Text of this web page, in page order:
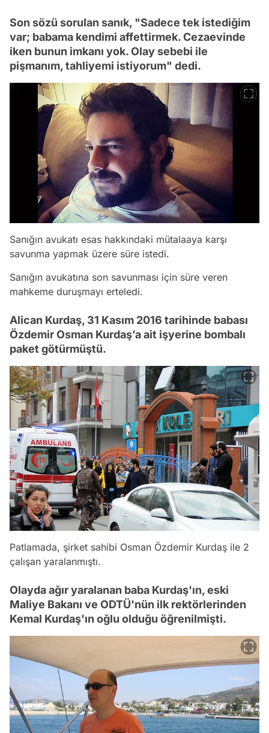
Son sözü sorulan sanık, "Sadece tek istediğim
var; babama kendimi affettirmek. Cezaevinde
iken bunun imkanı yok. Olay sebebi ile
pişmanım, tahliyemi istiyorum" dedi.
Sanığın avukatı esas hakkındaki mütalaaya karşı
savunma yapmak üzere süre istedi.
Sanığın avukatına son savunması için süre veren
mahkeme duruşmayı erteledi.
Alican Kurdaş, 31 Kasım 2016 tarihinde babası
Özdemir Osman Kurdaş’a ait işyerine bombalı
paket götürmüştü.
Patlamada, şirket sahibi Osman Özdemir Kurdaş ile 2
çalışan yaralanmıştı.
Olayda ağır yaralanan baba Kurdaş'ın, eski
Maliye Bakanı ve ODTÜ'nün ilk rektörlerinden
Kemal Kurdaş'ın oğlu olduğu öğrenilmişti.